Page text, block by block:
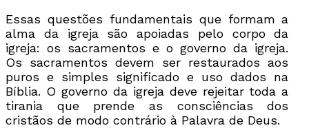
Essas questões fundamentais que formam a
alma da igreja são apoiadas pelo corpo da
igreja: os sacramentos e o governo da igreja.
Os sacramentos devem ser restaurados aos
puros e simples significado e uso dados na
Bíblia. O governo da igreja deve rejeitar toda a
tirania que prende as consciências dos
cristãos de modo contrário à Palavra de Deus.